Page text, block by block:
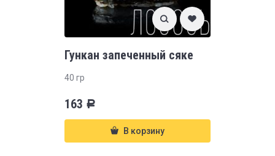
Гункан запеченный сяке
40 гр
163 Р
В корзину